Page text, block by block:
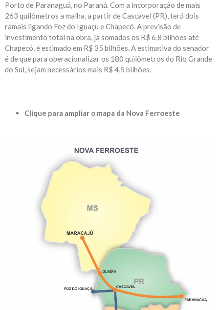
Porto de Paranaguá, no Paraná. Com a incorporação de mais
263 quilômetros a malha, a partir de Cascavel (PR), terá dois
ramais ligando Foz do Iguaçu e Chapecó. A previsão de
investimento total na obra, já somados os R$ 6,8 bilhões até
Chapecó, é estimado em R$ 35 bilhões. A estimativa do senador
é de que para operacionalizar os 180 quilômetros do Rio Grande
do Sul, sejam necessários mais R$ 4,5 bilhões.
Clique para ampliar o mapa da Nova Ferroeste